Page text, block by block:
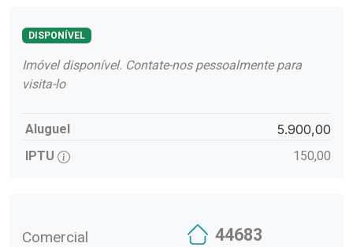
DISPONÍVEL
Imóvel disponível. Contate-nos pessoalmente para
visita-lo
Aluguel 5.900,00
IPTU 150,00
Comercial 44683